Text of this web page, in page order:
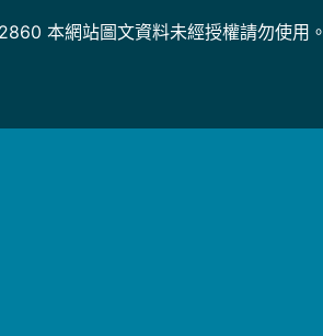
本網站圖文資料未經授權請勿使用。